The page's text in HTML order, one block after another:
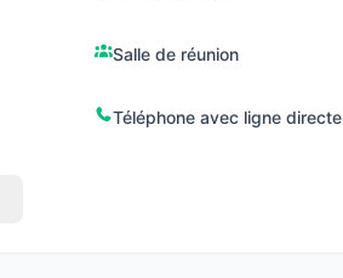
Salle de réunion
Téléphone avec ligne directe